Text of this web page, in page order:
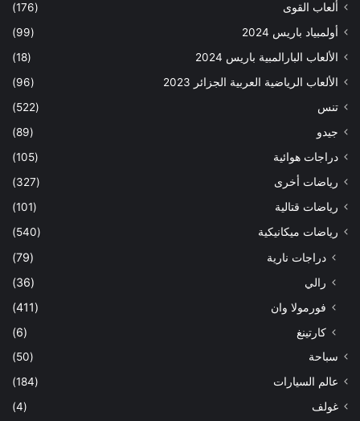
ألعاب القوى
(176)
أولمبياد باريس 2024
(99)
الألعاب البارالمبية باريس 2024
(18)
الألعاب الرياضية العربية الجزائر 2023
(96)
تنس
(522)
جيدو
(89)
دراجات هوائية
(105)
رياضات أخرى
(327)
رياضات قتالية
(101)
رياضات ميكانيكية
(540)
دراجات نارية
(79)
رالي
(36)
فورمولا وان
(411)
كارتينغ
(6)
سباحة
(50)
عالم السيارات
(184)
غولف
(4)